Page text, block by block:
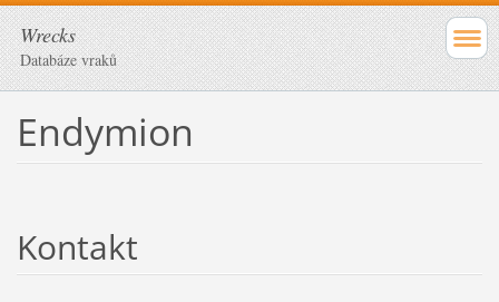
Wrecks
Databáze vraků
Endymion
Kontakt